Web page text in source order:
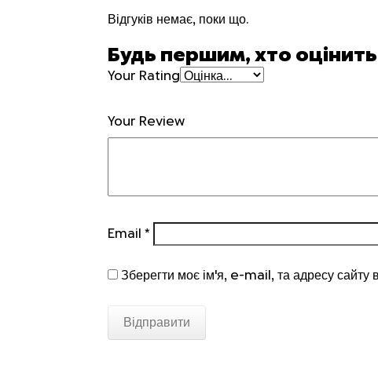
Відгуків немає, поки що.
Будь першим, хто
Your Rating
Your Review
Email *
Зберегти моє ім'я, e-mail, та адресу сайту